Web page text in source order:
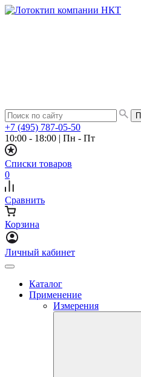
+7 (495) 787-05-50
10:00 - 18:00 | Пн - Пт
Списки товаров
0
Сравнить
Корзина
Личный кабинет
Каталог
Применение
Измерения